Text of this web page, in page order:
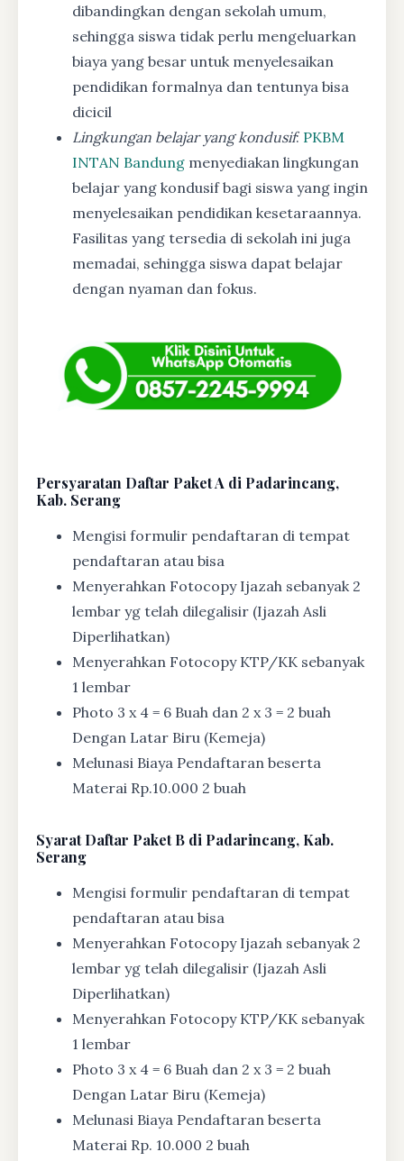
dibandingkan dengan sekolah umum,
sehingga siswa tidak perlu mengeluarkan
biaya yang besar untuk menyelesaikan
pendidikan formalnya dan tentunya bisa
dicicil
Lingkungan belajar yang kondusif: PKBM
INTAN Bandung menyediakan lingkungan
belajar yang kondusif bagi siswa yang ingin
menyelesaikan pendidikan kesetaraannya.
Fasilitas yang tersedia di sekolah ini juga
memadai, sehingga siswa dapat belajar
dengan nyaman dan fokus.
Persyaratan Daftar Paket A di Padarincang,
Kab. Serang
Mengisi formulir pendaftaran di tempat
pendaftaran atau bisa
Menyerahkan Fotocopy Ijazah sebanyak 2
lembar yg telah dilegalisir (Ijazah Asli
Diperlihatkan)
Menyerahkan Fotocopy KTP/KK sebanyak
1 lembar
Photo 3 x 4 = 6 Buah dan 2 x 3 = 2 buah
Dengan Latar Biru (Kemeja)
Melunasi Biaya Pendaftaran beserta
Materai Rp.10.000 2 buah
SyaratDaftar Paket B di Padarincang, Kab.
Serang
Mengisi formulir pendaftaran di tempat
pendaftaran atau bisa
Menyerahkan Fotocopy Ijazah sebanyak 2
lembar yg telah dilegalisir (Ijazah Asli
Diperlihatkan)
Menyerahkan Fotocopy KTP/KK sebanyak
1 lembar
Photo 3 x 4 = 6 Buah dan 2 x 3 = 2 buah
Dengan Latar Biru (Kemeja)
Melunasi Biaya Pendaftaran beserta
Materai Rp. 10.000 2 buah